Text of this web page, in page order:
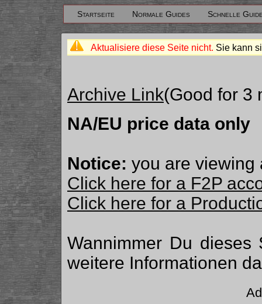
Startseite Normale Guides Schnelle
Aktualisiere diese Seite nicht. Sie kann
Archive Link(Good for 3
NA/EU price data only
Notice: you are viewing
Click here for a F2P
Click here for a
Wannimmer Du
weitere Informationen